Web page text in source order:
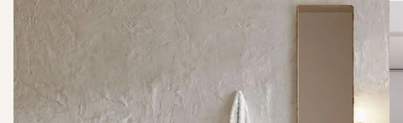
voor enige onvolledigheid of onjuistheid, dan
wel de gevolgen daarvan.
- Alle opgegeven maten en oppervlakten zijn
indicatief en hieraan kunnen geen rechten
worden ontleend.
- Lees de brochure zorgvuldig door, met name